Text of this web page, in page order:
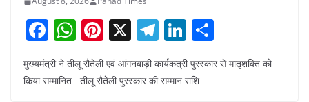
F
a
c
W
h
at
Pi
nt
er
X T
el
e
Li
n
k
h
ar
मुख्यमंत्री ने तीलू रौतेली एवं आंगनबाड़ी कार्यकत्री पुरस्कार से मातृशक्ति को
किया सम्मानित तीलू रौतेली पुरस्कार की सम्मान राशि